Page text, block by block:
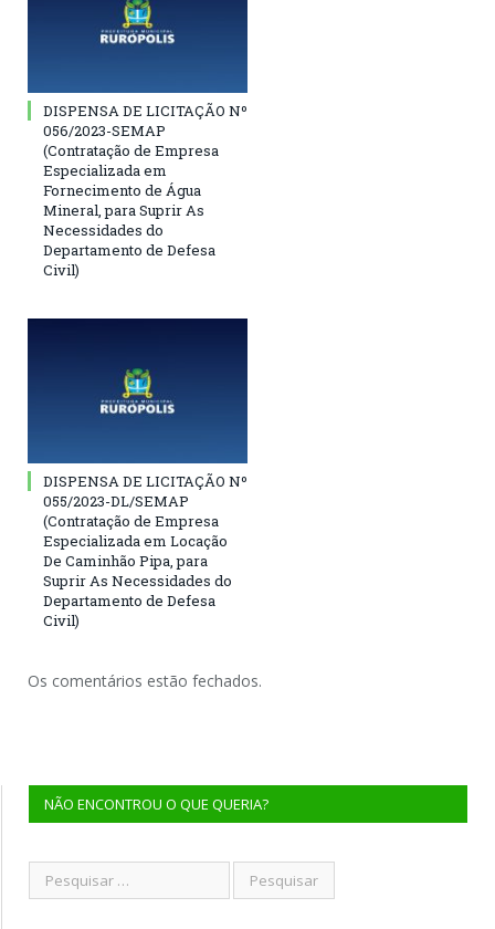
DISPENSA DE LICITAÇÃO Nº
056/2023-SEMAP
(Contratação de Empresa
Especializada em
Fornecimento de Água
Mineral, para Suprir As
Necessidades do
Departamento de Defesa
Civil)
DISPENSA DE LICITAÇÃO Nº
055/2023-DL/SEMAP
(Contratação de Empresa
Especializada em Locação
De Caminhão Pipa, para
Suprir As Necessidades do
Departamento de Defesa
Civil)
Os comentários estão fechados.
NÃO ENCONTROU O QUE QUERIA?